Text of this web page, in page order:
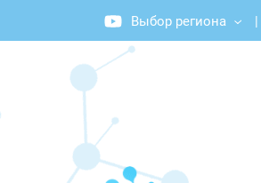
Выбор региона |